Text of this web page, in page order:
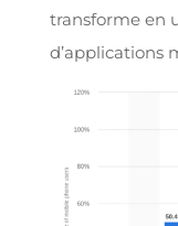
transforme en
d’applications